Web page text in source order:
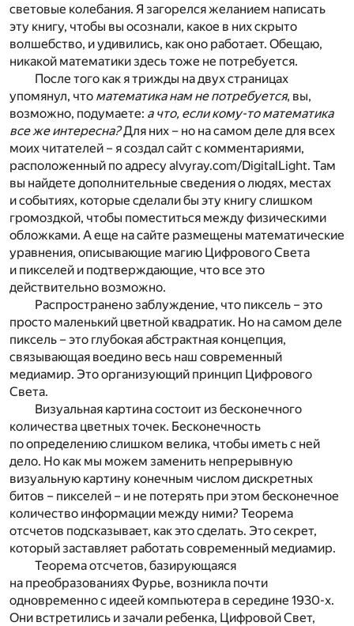
световые колебания. Я загорелся желанием написать
эту книгу, чтобы вы осознали, какое в них скрыто
волшебство, и удивились, как оно работает. Обещаю,
никакой математики здесь тоже не потребуется.
После того как я трижды на двух страницах
упомянул, что математика нам не потребуется, вы,
возможно, подумаете: а что, если кому-то математика
все же интересна?Для них – но на самом деле для всех
моих читателей – я создал сайт с комментариями,
расположенный по адресу alvyray.com/DigitalLight. Там
вы найдете дополнительные сведения о людях, местах
и событиях, которые сделали бы эту книгу слишком
громоздкой, чтобы поместиться между физическими
обложками. А еще на сайте размещены математические
уравнения, описывающие магию Цифрового Света
и пикселей и подтверждающие, что все это
действительно возможно.
Распространено заблуждение, что пиксель – это
просто маленький цветной квадратик. Но на самом деле
пиксель – это глубокая абстрактная концепция,
связывающая воедино весь наш современный
медиамир. Это организующий принцип Цифрового
Света.
Визуальная картина состоит из бесконечного
количества цветных точек. Бесконечность
по определению слишком велика, чтобы иметь с ней
дело. Но как мы можем заменить непрерывную
визуальную картину конечным числом дискретных
битов – пикселей – и не потерять при этом бесконечное
количество информации между ними? Теорема
отсчетов подсказывает, как это сделать. Это секрет,
который заставляет работать современный медиамир.
Теорема отсчетов, базирующаяся
на преобразованиях Фурье, возникла почти
одновременно с идеей компьютера в середине 1930-х.
Они встретились и зачали ребенка, Цифровой Свет,